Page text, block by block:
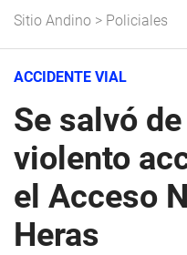
Sitio Andino > Policiales
ACCIDENTE VIAL
Se salvó
violento
el Acceso
Heras